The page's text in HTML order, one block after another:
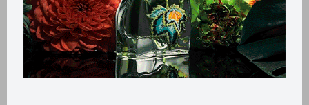
LlegaHOY
Llega en2 HS
LlegaHOY
Llega en 2 HS